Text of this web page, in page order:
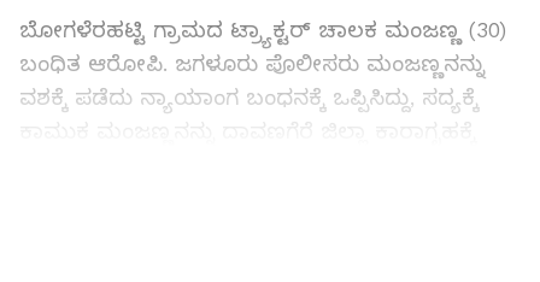
ಬೋಗಳೆರಹಟ್ಟಿ ಗ್ರಾಮದ ಟ್ರ್ಯಾಕ್ಟರ್ ಚಾಲಕ ಮಂಜಣ್ಣ (30)
ಬಂಧಿತ ಆರೋಪಿ. ಜಗಳೂರು ಪೊಲೀಸರು ಮಂಜಣ್ಣನನ್ನು
ವಶಕ್ಕೆ ಪಡೆದು ನ್ಯಾಯಾಂಗ ಬಂಧನಕ್ಕೆ ಒಪ್ಪಿಸಿದ್ದು, ಸದ್ಯಕ್ಕೆ